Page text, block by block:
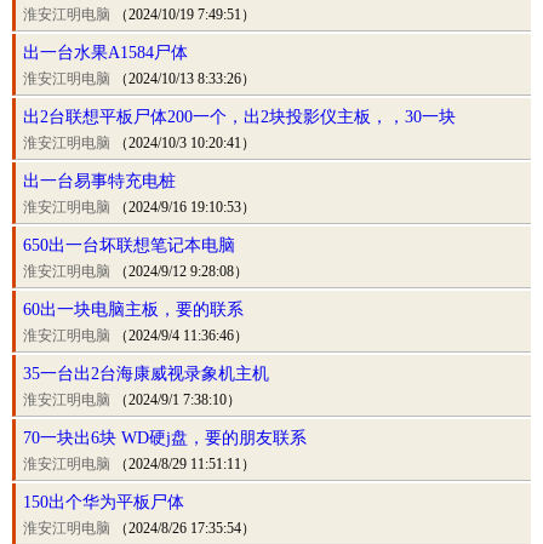
淮安江明电脑 （2024/10/19 7:49:51）
出一台水果A1584尸体
淮安江明电脑 （2024/10/13 8:33:26）
出2台联想平板尸体200一个，出2块投影仪主板，，30一块
淮安江明电脑 （2024/10/3 10:20:41）
出一台易事特充电桩
淮安江明电脑 （2024/9/16 19:10:53）
650出一台坏联想笔记本电脑
淮安江明电脑 （2024/9/12 9:28:08）
60出一块电脑主板，要的联系
淮安江明电脑 （2024/9/4 11:36:46）
35一台出2台海康威视录象机主机
淮安江明电脑 （2024/9/1 7:38:10）
70一块出6块 WD硬j盘，要的朋友联系
淮安江明电脑 （2024/8/29 11:51:11）
150出个华为平板尸体
淮安江明电脑 （2024/8/26 17:35:54）